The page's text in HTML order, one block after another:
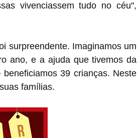
vivenciassem tudo no céu",
surpreendente. Imaginamos um
ano, e a ajuda que tivemos da
39 crianças. Neste
famílias.